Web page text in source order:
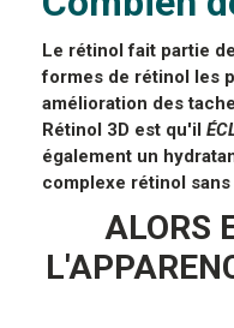
Le rétinol fait partie
formes de rétinol les
amélioration des
Rétinol 3D est qu'il
également un
complexe rétinol
ALORS